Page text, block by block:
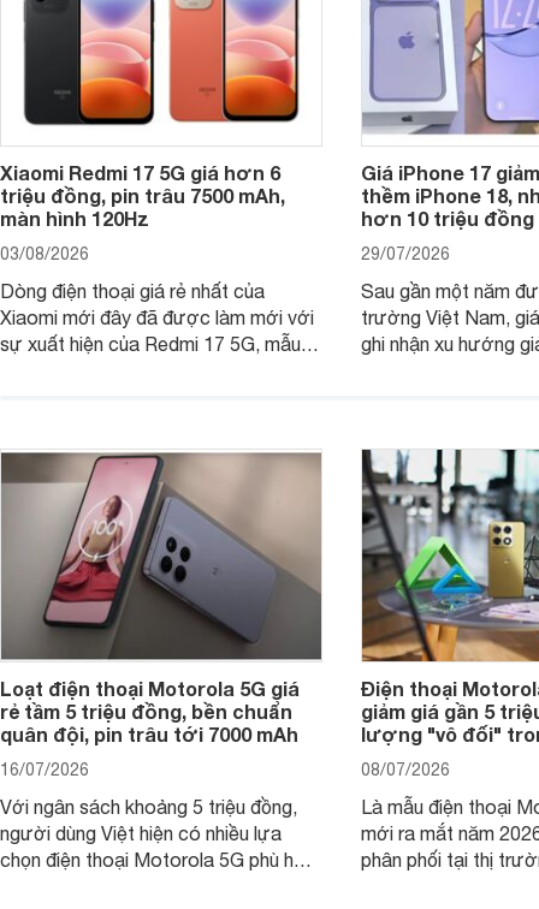
Xiaomi Redmi 17 5G giá hơn 6
triệu đồng, pin trâu 7500 mAh,
màn hình 120Hz
03/08/2026
Dòng điện thoại giá rẻ nhất của
Xiaomi mới đây đã được làm mới với
sự xuất hiện của Redmi 17 5G, mẫu
Giá iPhone 17
thềm iPhone 18,
hơn 10 triệu đồng
29/07/2026
Sau gần một năm
trường Việt Nam,
ghi nhận xu hướng
Loạt điện thoại Motorola 5G giá
rẻ tầm 5 triệu đồng, bền chuẩn
quân đội, pin trâu tới 7000 mAh
16/07/2026
Với ngân sách khoảng 5 triệu đồng,
người dùng Việt hiện có nhiều lựa
chọn điện thoại Motorola 5G phù hợp
Điện thoại
giảm giá gần 5
lượng "vô đối"
08/07/2026
Là mẫu điện thoại
mới ra mắt năm
phân phối tại thị